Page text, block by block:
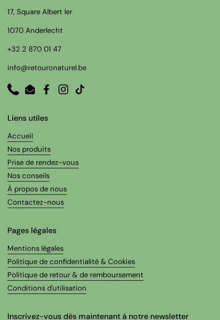
17, Square Albert Ier
1070 Anderlecht
+32 2 870 01 47
info@retouronaturel.be
PhoneEmailFacebook
Instagram
TikTok
Liens utiles
Accueil
Nos produits
Prise de rendez-vous
Nos conseils
À propos de nous
Contactez-nous
Pages légales
Mentions légales
Politique de confidentialité & Cookies
Politique de retour & de remboursement
Conditions d'utilisation
Inscrivez-vous dès maintenant à notre newsletter